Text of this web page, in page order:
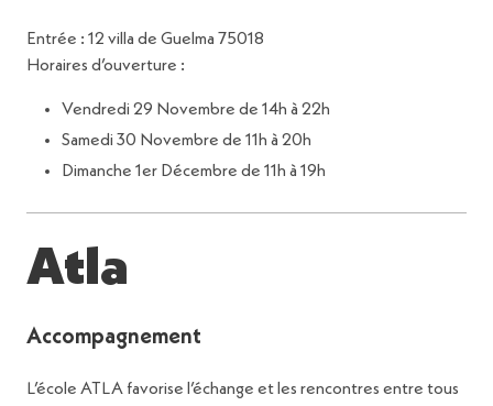
Entrée : 12 villa de Guelma 75018
Horaires d’ouverture :
Vendredi 29 Novembre de 14h à 22h
Samedi 30 Novembre de 11h à 20h
Dimanche 1er Décembre de 11h à 19h
Atla
Accompagnement
L’école ATLA favorise l’échange et les rencontres entre tous